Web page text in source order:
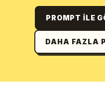
PROMPT ILE
DAHA FAZLA